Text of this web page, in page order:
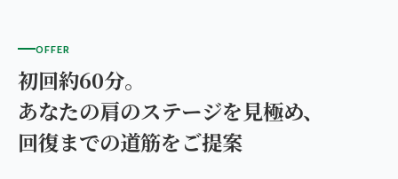
OFFER
初回約60分。
あなたの肩のステージを見極め、
回復までの道筋をご提案